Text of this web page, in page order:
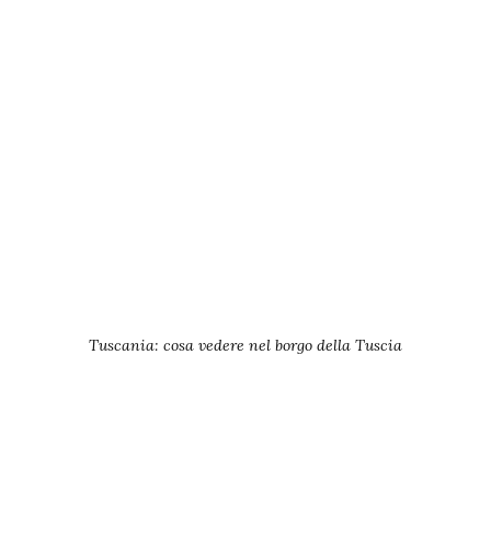
Tuscania: cosa vedere nel borgo della Tuscia